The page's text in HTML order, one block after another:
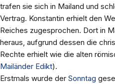
trafen sie sich in Mailand und
Vertrag. Konstantin erhielt den
Reiches zugesprochen. Dort in
heraus, aufgrund dessen die
Rechte erhielt wie die alten
Mailänder Edikt).
Erstmals wurde der Sonntag